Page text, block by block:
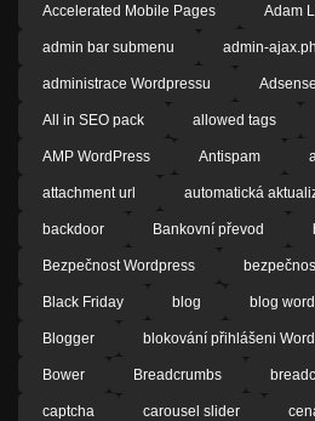
Accelerated Mobile Pages Adam
admin bar submenu admin-
administrace Wordpressu
All in SEO pack allowed tags
AMP WordPress Antispam
attachment url automatická
backdoor Bankovní převod
Bezpečnost Wordpress
Black Friday blog blog
Blogger blokování přihlášeni
Bower Breadcrumbs
captcha carousel slider